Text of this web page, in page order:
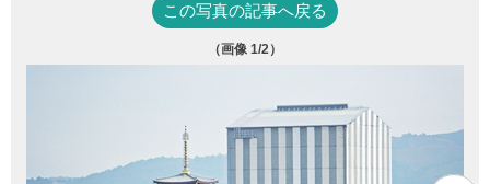
この写真の記事へ戻る
（画像 1/2）